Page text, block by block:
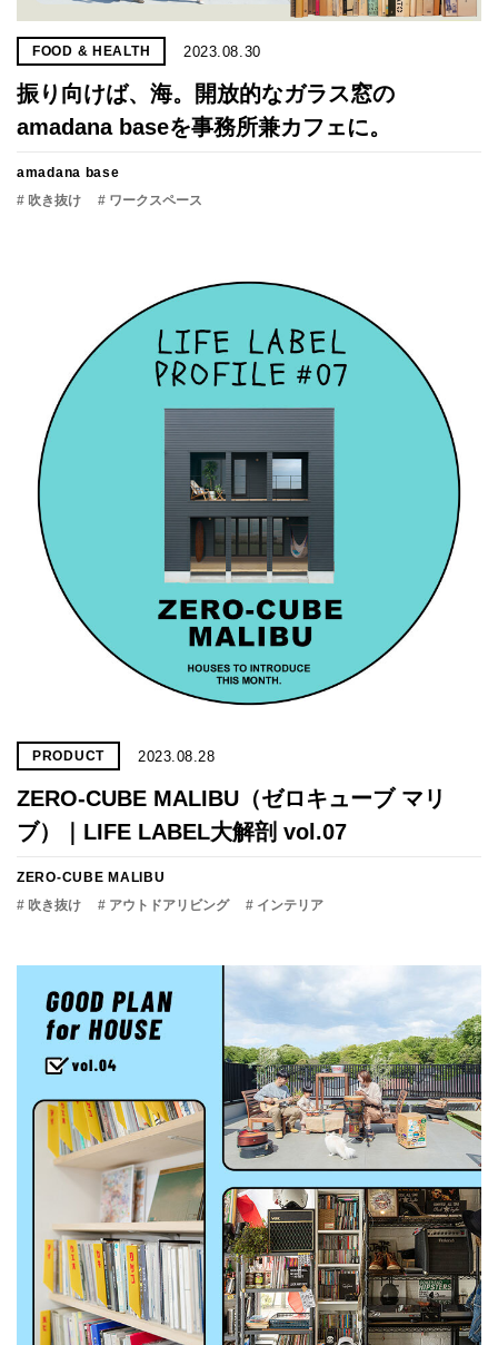
FOOD & HEALTH 2023.08.30
振り向けば、海。開放的なガラス窓の
amadana baseを事務所兼カフェに。
amadana base
# 吹き抜け
# ワークスペース
PRODUCT 2023.08.28
ZERO-CUBE MALIBU（ゼロキューブ マリ
ブ）｜LIFE LABEL大解剖 vol.07
ZERO-CUBE MALIBU
# 吹き抜け
# アウトドアリビング # インテリア